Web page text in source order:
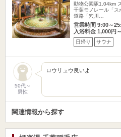
動物公園駅1.04km
千葉モノレール「ス
道路「穴川…
営業時間 9:00～
入浴料金 1,000円～
日帰り サウナ
50代～
男性
ロウリュウ良いよ
関連情報から探す